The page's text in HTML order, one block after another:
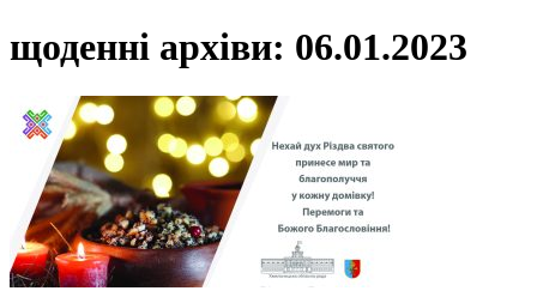
щоденні архіви: 06.01.2023